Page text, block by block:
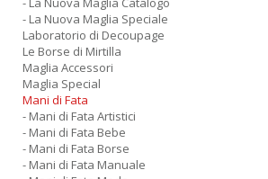
- La Nuova Maglia Speciale
Laboratorio di Decoupage
Le Borse di Mirtilla
Maglia Accessori
Maglia Special
Mani di Fata
- Mani di Fata Artistici
- Mani di Fata Bebe
- Mani di Fata Borse
- Mani di Fata Manuale